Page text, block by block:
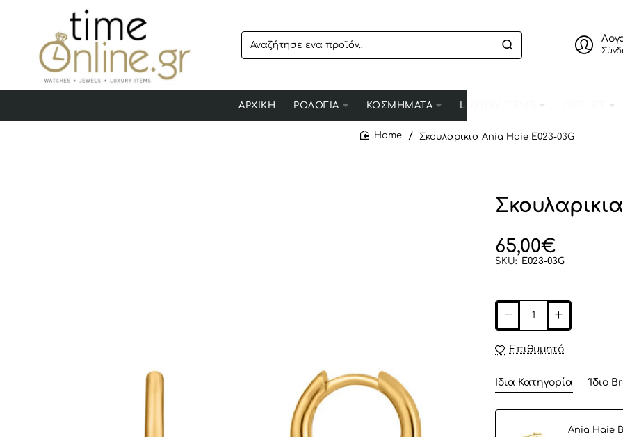
Αναζήτησε
ενα
ΑΡΧΙΚΗ ΡΟΛΟΓΙΑ ΚΟΣΜΗΜΑΤΑ LUXURY ITEMS
Σκουλαρικια Ania Haie E023-03G
65,00€
SKU: E023-03G
Επιθυμητό
Ίδια Κατηγορία Ίδιο